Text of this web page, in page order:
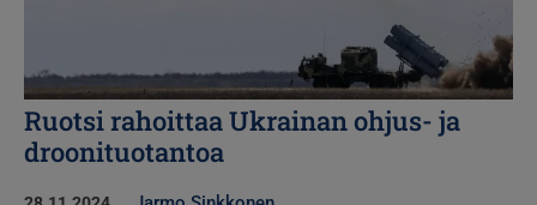
Ruotsi rahoittaa Ukrainan ohjus- ja
droonituotantoa